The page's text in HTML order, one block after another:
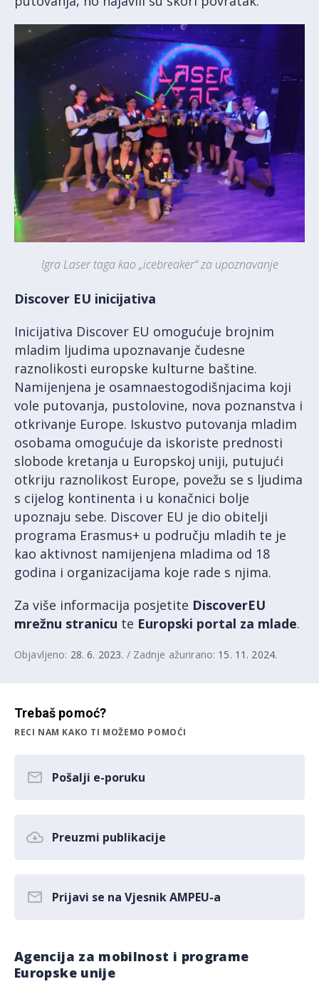
Igra Laser taga kao „icebreaker“ za upoznavanje
Discover EU inicijativa
Inicijativa Discover EU omogućuje brojnim
mladim ljudima upoznavanje čudesne
raznolikosti europske kulturne baštine.
Namijenjena je osamnaestogodišnjacima koji
vole putovanja, pustolovine, nova poznanstva i
otkrivanje Europe. Iskustvo putovanja mladim
osobama omogućuje da iskoriste prednosti
slobode kretanja u Europskoj uniji, putujući
otkriju raznolikost Europe, povežu se s ljudima
s cijelog kontinenta i u konačnici bolje
upoznaju sebe. Discover EU je dio obitelji
programa Erasmus+ u području mladih te je
kao aktivnost namijenjena mladima od 18
godina i organizacijama koje rade s njima.
Za više informacija posjetite DiscoverEU
mrežnu stranicu te Europski portal za mlade.
Objavljeno: 28. 6. 2023. / Zadnje ažurirano: 15. 11. 2024.
Trebaš pomoć?
RECI NAM KAKO TI MOŽEMO POMOĆI
Pošalji e-poruku
Preuzmi publikacije
Prijavi se na Vjesnik AMPEU-a
Agencija za mobilnost i programe
Europske unije